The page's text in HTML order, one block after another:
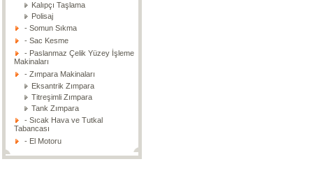
Kalıpçı Taşlama
Polisaj
- Somun Sıkma
- Sac Kesme
- Paslanmaz Çelik Yüzey İşleme
Makinaları
- Zımpara Makinaları
Eksantrik Zımpara
Titreşimli Zımpara
Tank Zımpara
- Sıcak Hava ve Tutkal
Tabancası
- El Motoru